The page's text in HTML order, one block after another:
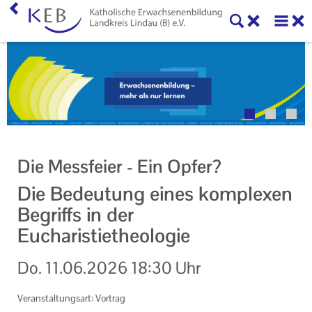
Die Messfeier - Ein Opfer?
Die Bedeutung eines komplexen
Begriffs in der
Eucharistietheologie
Do. 11.06.2026 18:30 Uhr
Veranstaltungsart: Vortrag
Veranstaltungen
Über uns
Willkommen
Geschäftsstelle
Vorstand und Beirat
Mitglieder, Verbände und Kooperationen
Veranstaltungen
Veranstaltungen der KEB Lindau